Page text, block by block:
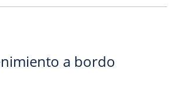
a bordo